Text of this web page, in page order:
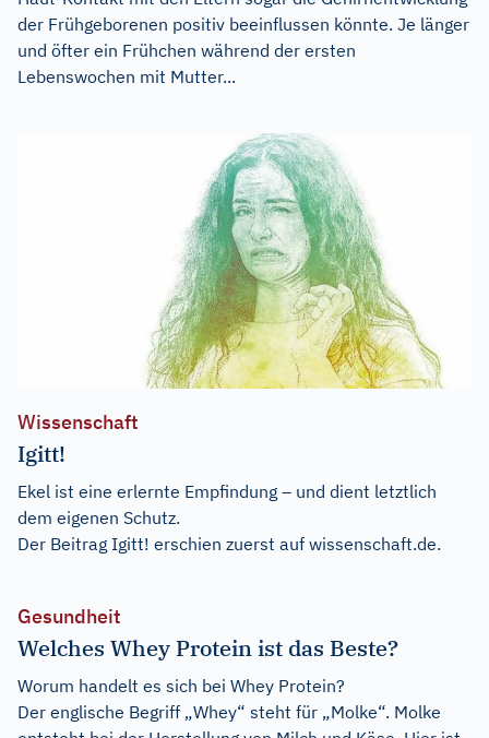
der Frühgeborenen positiv beeinflussen könnte. Je länger
und öfter ein Frühchen während der ersten
Lebenswochen mit Mutter...
Wissenschaft
Igitt!
Ekel ist eine erlernte Empfindung – und dient letztlich
dem eigenen Schutz.
Der Beitrag Igitt! erschien zuerst auf wissenschaft.de.
Gesundheit
Welches Whey Protein ist das Beste?
Worum handelt es sich bei Whey Protein?
Der englische Begriff „Whey“ steht für „Molke“. Molke